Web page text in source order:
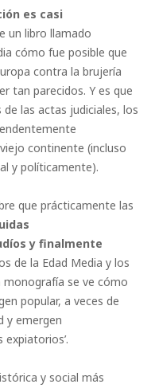
es casi
un libro llamado
cómo fue posible que
contra la brujería
tan parecidos. Y es que
las actas judiciales, los
continente (incluso
y políticamente).
que prácticamente las
y finalmente
de la Edad Media y los
monografía se ve cómo
popular, a veces de
y emergen
y social más